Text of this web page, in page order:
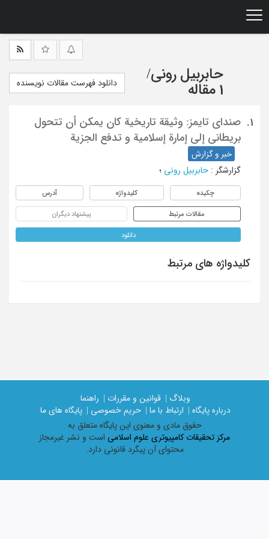
حابربیل رونی/
1 مقاله
دانلود فهرست مقالات نویسنده
1.
صندای تایمز: وثیقة تاریخیة کان یمکن أن تتحول
بریطانی إلی إمارة إسلامیة و تدفع الجزیة
خبر و گزارش
گزارشگر : حابربیل رونی ؛
چکیده کلیدواژه آدرس
مقالات مرتبط پیشنهاد دیگران
دانلود
کلیدواژه های مرتبط
وبلاگ | قوانین و مقررات |
راهنما
درباره پایگاه |
ارتباط با ما | حریم خصوصی |
پایگاه های ما
حقوق مادی و معنوی اين پايگاه متعلق به
مرکز تحقیقات کامپیوتری علوم اسلامی است و نشر غیرمجاز
محتوای آن پیگرد قانونی دارد.